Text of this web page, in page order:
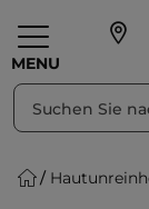
MENU
Geschenke
sortieren